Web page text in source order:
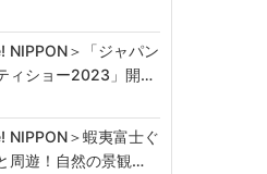
NIPPON＞「ジャパン
ィショー2023」開…
NIPPON＞蝦夷富士ぐ
周遊！自然の景観…